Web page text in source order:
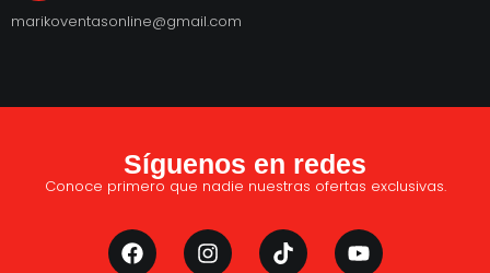
marikoventasonline@gmail.com
Síguenos en redes
Conoce primero que nadie nuestras ofertas exclusivas.